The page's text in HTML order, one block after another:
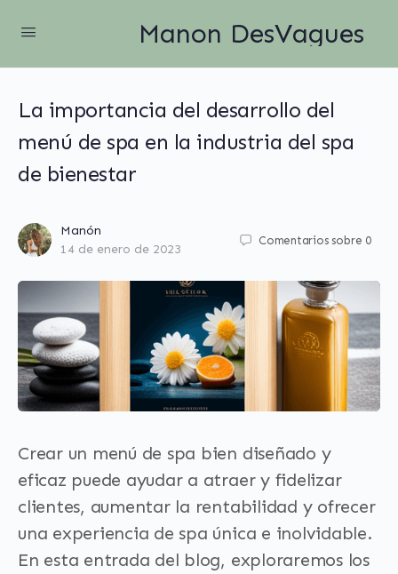
Manon DesVagues
La importancia del desarrollo del
menú de spa en la industria del spa
de bienestar
Manón
14 de enero de 2023
Comentarios sobre 0
Crear un menú de spa bien diseñado y
eficaz puede ayudar a atraer y fidelizar
clientes, aumentar la rentabilidad y ofrecer
una experiencia de spa única e inolvidable.
En esta entrada del blog, exploraremos los